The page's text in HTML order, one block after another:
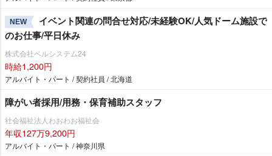
NEW
イベント関連の問合せ対応/未経験OK/人気ドーム施設で
のお仕事/平日休み
株式会社ベルシステム24
時給1,200円
アルバイト・パート / 契約社員 / 北海道
障がい者採用/用務・保育補助スタッフ
社会福祉法人わおわお福祉会
年収127万9,200円
アルバイト・パート / 神奈川県